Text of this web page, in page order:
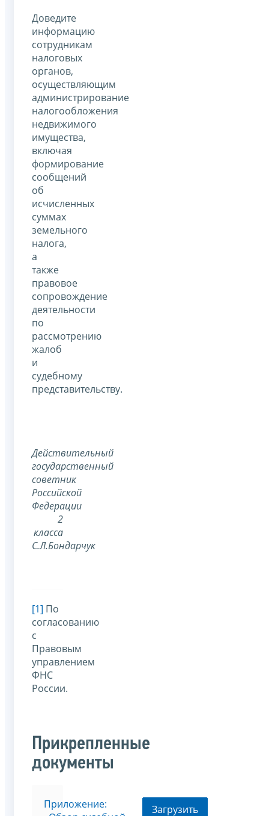
Доведите
информацию
сотрудникам
налоговых
органов,
осуществляющим
администрирование
налогообложения
недвижимого
имущества,
включая
формирование
сообщений
об
исчисленных
суммах
земельного
налога,
а
также
правовое
сопровождение
деятельности
по
рассмотрению
жалоб
и
судебному
представительству.
Действительный
государственный
советник
Российской
Федерации
2
класса
С.Л.Бондарчук
[1] По
согласованию
с
Правовым
управлением
ФНС
России.
Прикрепленные
документы
Приложение:
Загрузить